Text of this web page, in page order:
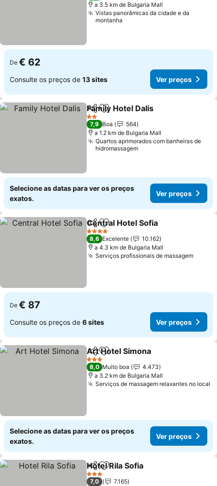
a 3.5 km de Bulgaria Mall
Vistas panorâmicas da cidade e da
montanha
De € 62
Consulte os preços de 13 sites Ver preços
PartilharAdicionar aos favoritos
Family Hotel Dalis
2 Estrelas
7,9 Boa
564
a 1.2 km de Bulgaria Mall
Quartos aprimorados com banheiras de
hidromassagem
Selecione as datas para ver os preços
exatos.
Ver preços
PartilharAdicionar aos favoritos
Central Hotel Sofia
4 Estrelas
8,6 Excelente
10.162
a 4.3 km de Bulgaria Mall
Serviços profissionais de massagemVer
De € 87
Consulte os preços de 6 sites Ver preços
PartilharAdicionar aos favoritos
Art Hotel Simona
3 Estrelas
8,0 Muito boa
4.473
a 3.2 km de Bulgaria Mall
Serviços de massagem relaxantes no local
Selecione as datas para ver os preços
exatos.
Ver preços
PartilharAdicionar aos favoritos
Hotel Rila Sofia
3 Estrelas
7,0
7.165